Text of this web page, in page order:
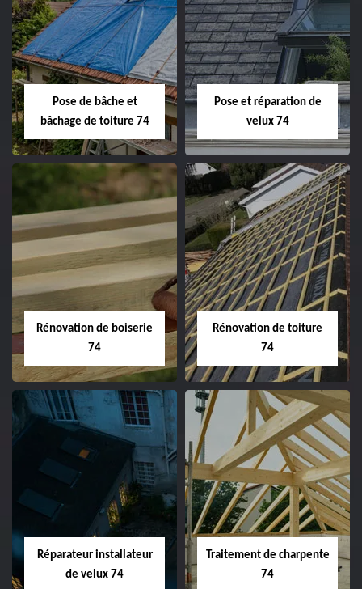
Pose de bâche et
bâchage de toiture 74
Pose et réparation de
velux 74
Rénovation de boiserie
74
Rénovation de toiture
74
Réparateur installateur
de velux 74
Traitement de charpente
74